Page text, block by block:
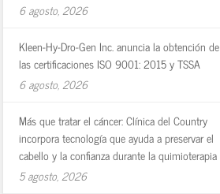
6 agosto, 2026
Kleen-Hy-Dro-Gen Inc. anuncia la obtención de
las certificaciones ISO 9001: 2015 y TSSA
6 agosto, 2026
Más que tratar el cáncer: Clínica del Country
incorpora tecnología que ayuda a preservar el
cabello y la confianza durante la quimioterapia
5 agosto, 2026